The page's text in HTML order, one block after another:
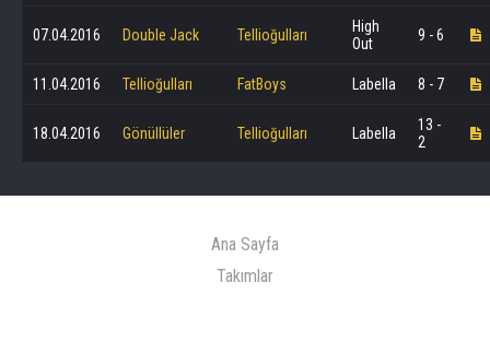
07.04.2016 Double Jack Tellioğulları
High
Out
9 - 6
11.04.2016 Tellioğulları FatBoys Labella 8 - 7
18.04.2016 Gönüllüler Tellioğulları Labella
13 -
2
Ana Sayfa
Takımlar